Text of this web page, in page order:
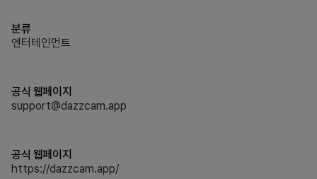
분류
엔터테인먼트
공식 웹페이지
support@dazzcam.app
공식 웹페이지
https://dazzcam.app/